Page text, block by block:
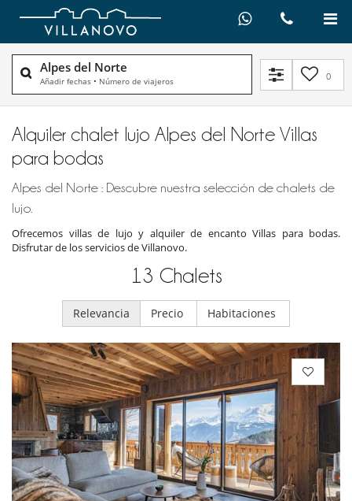
Alpes del Norte
Añadir fechas • Número de viajeros 0
Alquiler chalet lujo Alpes del Norte Villas
para bodas
Alpes del Norte : Descubre nuestra selección de chalets de
lujo.
Ofrecemos villas de lujo y alquiler de encanto Villas para bodas.
Disfrutar de los servicios de Villanovo.
13 Chalets
Relevancia Precio Habitaciones